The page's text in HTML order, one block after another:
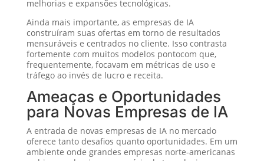
melhorias e expansões tecnológicas.
Ainda mais importante, as empresas de IA
construíram suas ofertas em torno de resultados
mensuráveis e centrados no cliente. Isso contrasta
fortemente com muitos modelos pontocom que,
frequentemente, focavam em métricas de uso e
tráfego ao invés de lucro e receita.
Ameaças e Oportunidades
para Novas Empresas de IA
A entrada de novas empresas de IA no mercado
oferece tanto desafios quanto oportunidades. Em um
ambiente onde grandes empresas norte-americanas